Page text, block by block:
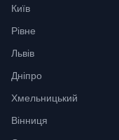
Київ
Рівне
Львів
Дніпро
Хмельницький
Вінниця